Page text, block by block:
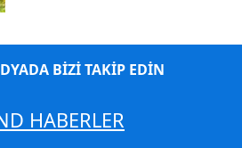
BİZİ TAKİP EDİN
HABERLER